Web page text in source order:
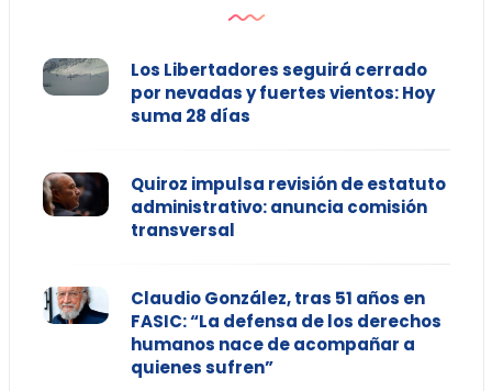
Los Libertadores seguirá cerrado
por nevadas y fuertes vientos: Hoy
suma 28 días
Quiroz impulsa revisión de estatuto
administrativo: anuncia comisión
transversal
Claudio González, tras 51 años en
FASIC: “La defensa de los derechos
humanos nace de acompañar a
quienes sufren”